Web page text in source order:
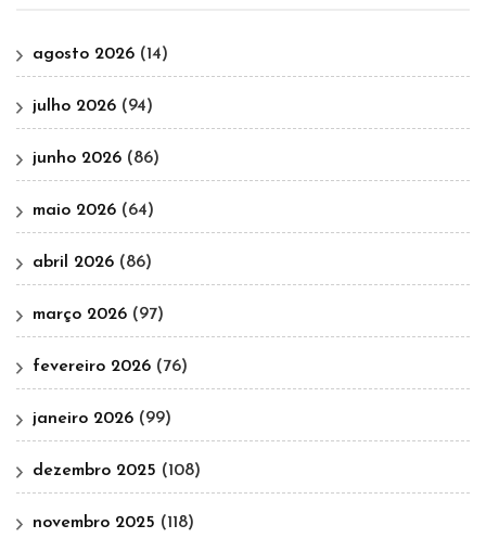
agosto 2026 (14)
julho 2026 (94)
junho 2026 (86)
maio 2026 (64)
abril 2026 (86)
março 2026 (97)
fevereiro 2026 (76)
janeiro 2026 (99)
dezembro 2025 (108)
novembro 2025 (118)